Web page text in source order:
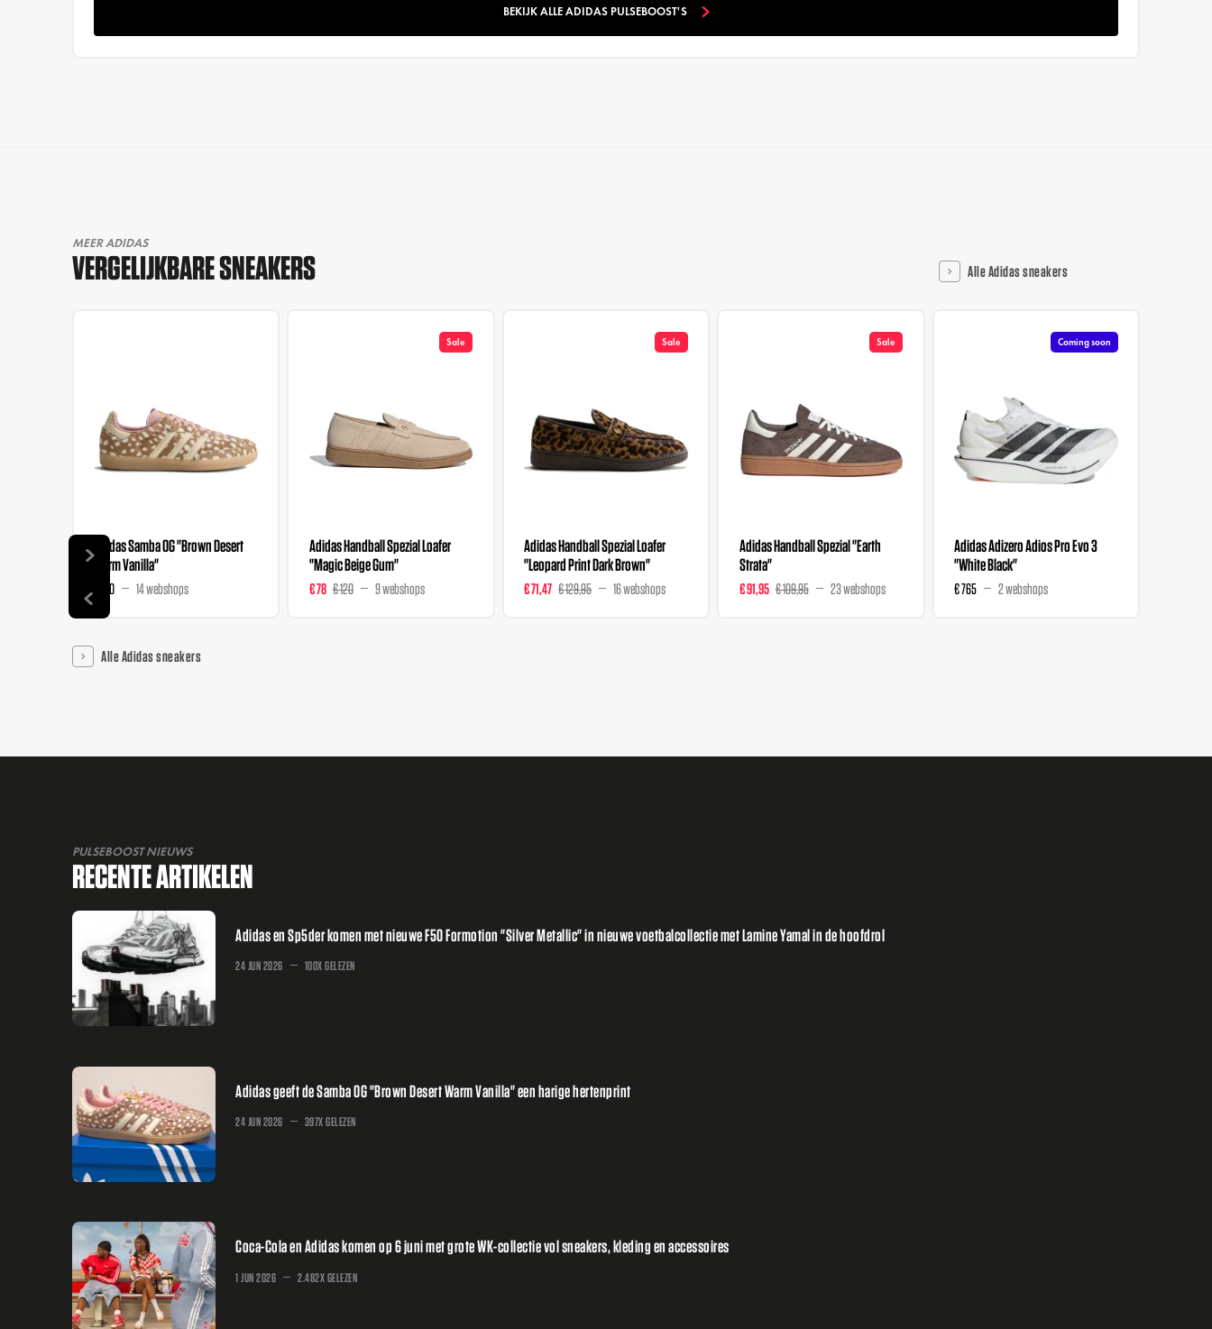
BEKIJK ALLE ADIDAS PULSEBOOST'S
MEER ADIDAS
VERGELIJKBARE SNEAKERS Alle Adidas sneakers
Adidas Samba OG "Brown Desert
Warm Vanilla"
€ 120 14 webshops
Sale
Adidas Handball Spezial Loafer
"Magic Beige Gum"
€ 78 € 120 9 webshops
Sale
Adidas Handball Spezial Loafer
"Leopard Print Dark Brown"
€ 71,47 € 129,95 16 webshops
Sale
Adidas Handball Spezial "Earth
Strata"
€ 91,95 € 109,95 23 webshops
Coming soon
Adidas Adizero Adios Pro Evo 3
"White Black"
€ 765 2 webshops
Alle Adidas sneakers
PULSEBOOST NIEUWS
RECENTE ARTIKELEN
Adidas en Sp5der komen met nieuwe F50 Formotion "Silver Metallic" in nieuwe voetbalcollectie met Lamine Yamal in de hoofdrol
24 JUN 2026 100X GELEZEN
Adidas geeft de Samba OG "Brown Desert Warm Vanilla" een harige hertenprint
24 JUN 2026 397X GELEZEN
Coca-Cola en Adidas komen op 6 juni met grote WK-collectie vol sneakers, kleding en accessoires
1 JUN 2026 2.482X GELEZEN